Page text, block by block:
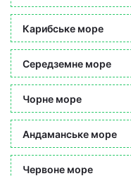
Карибське море
Середземне море
Чорне море
Андаманське море
Червоне море